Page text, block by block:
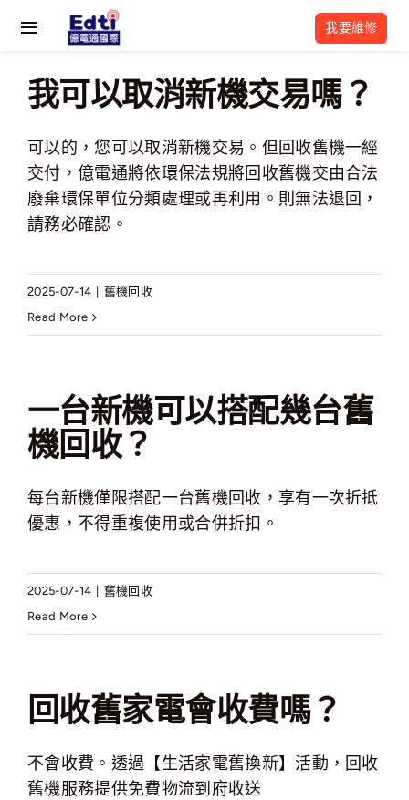
Toggle
關於我們
維修流程
維修資訊
常見問題
億電通相關網站
我要維修
我可以取消新機交易嗎？
可以的，您可以取消新機交易。但回收舊機一經
交付，億電通將依環保法規將回收舊機交由合法
廢棄環保單位分類處理或再利用。則無法退回，
請務必確認。
2025-07-14
舊機回收
Read More
一台新機可以搭配幾台舊
機回收？
每台新機僅限搭配一台舊機回收，享有一次折抵
優惠，不得重複使用或合併折扣。
2025-07-14
舊機回收
Read More
回收舊家電會收費嗎？
不會收費。透過【生活家電舊換新】活動，回收
舊機服務提供免費物流到府收送